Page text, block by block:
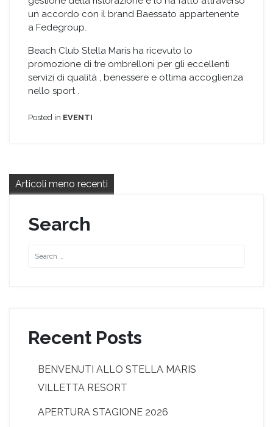
un accordo con il brand Baessato appartenente
a Fedegroup.
Beach Club Stella Maris ha ricevuto lo
promozione di tre ombrelloni per gli eccellenti
servizi di qualità , benessere e ottima accoglienza
nello sport .
Posted in EVENTI
Navigazione
Articoli meno recenti
Search
Recent Posts
BENVENUTI ALLO STELLA MARIS
VILLETTA RESORT
APERTURA STAGIONE 2026